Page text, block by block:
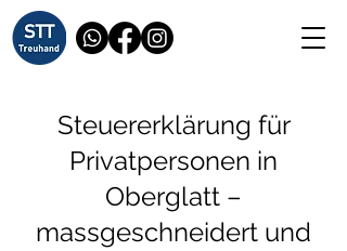
Steuererklärung für
Privatpersonen in
Oberglatt –
massgeschneidert und